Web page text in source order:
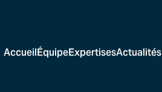
AccueilÉquipeExpertisesActualités